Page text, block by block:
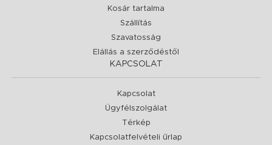
Kosár tartalma
Szállítás
Szavatosság
Elállás a szerződéstől
KAPCSOLAT
Kapcsolat
Ügyfélszolgálat
Térkép
Kapcsolatfelvételi űrlap